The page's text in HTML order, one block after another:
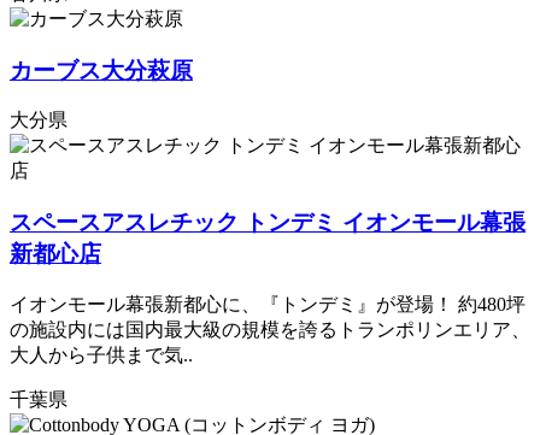
カーブス大分萩原
大分県
スペースアスレチック トンデミ イオンモール幕張
新都心店
イオンモール幕張新都心に、『トンデミ』が登場！ 約480坪
の施設内には国内最大級の規模を誇るトランポリンエリア、
大人から子供まで気..
千葉県